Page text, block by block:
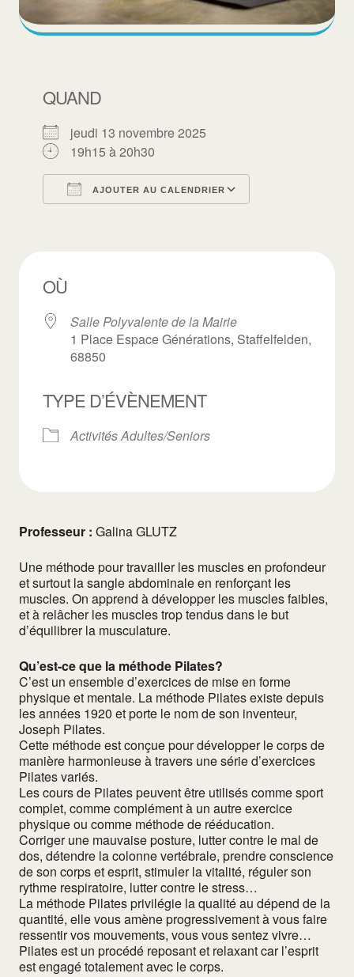
QUAND
jeudi 13 novembre 2025
19h15 à 20h30
AJOUTER AU CALENDRIER
OÙ
Salle Polyvalente de la Mairie
1 Place Espace Générations, Staffelfelden,
68850
TYPE D’ÉVÈNEMENT
Activités Adultes/Seniors
Professeur : Galina GLUTZ
Une méthode pour travailler les muscles en profondeur
et surtout la sangle abdominale en renforçant les
muscles. On apprend à développer les muscles faibles,
et à relâcher les muscles trop tendus dans le but
d’équilibrer la musculature.
Qu’est-ce que la méthode Pilates?
C’est un ensemble d’exercices de mise en forme
physique et mentale. La méthode Pilates existe depuis
les années 1920 et porte le nom de son inventeur,
Joseph Pilates.
Cette méthode est conçue pour développer le corps de
manière harmonieuse à travers une série d’exercices
Pilates variés.
Les cours de Pilates peuvent être utilisés comme sport
complet, comme complément à un autre exercice
physique ou comme méthode de rééducation.
Corriger une mauvaise posture, lutter contre le mal de
dos, détendre la colonne vertébrale, prendre conscience
de son corps et esprit, stimuler la vitalité, réguler son
rythme respiratoire, lutter contre le stress…
La méthode Pilates privilégie la qualité au dépend de la
quantité, elle vous amène progressivement à vous faire
ressentir vos mouvements, vous vous sentez vivre…
Pilates est un procédé reposant et relaxant car l’esprit
est engagé totalement avec le corps.